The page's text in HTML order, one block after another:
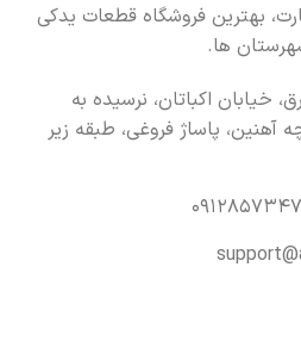
بهترین فروشگاه قطعات یدکی
ها.
خیابان اکباتان، نرسیده به
آهنین، پاساژ فروغی، طبقه زیر